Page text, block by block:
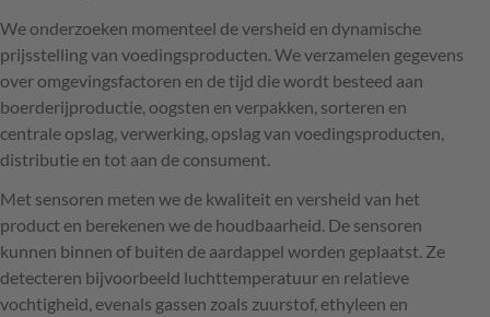
We onderzoeken momenteel de versheid en dynamische
prijsstelling van voedingsproducten. We verzamelen gegevens
over omgevingsfactoren en de tijd die wordt besteed aan
boerderijproductie, oogsten en verpakken, sorteren en
centrale opslag, verwerking, opslag van voedingsproducten,
distributie en tot aan de consument.
Met sensoren meten we de kwaliteit en versheid van het
product en berekenen we de houdbaarheid. De sensoren
kunnen binnen of buiten de aardappel worden geplaatst. Ze
detecteren bijvoorbeeld luchttemperatuur en relatieve
vochtigheid, evenals gassen zoals zuurstof, ethyleen en